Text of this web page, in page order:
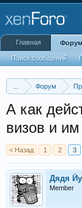
Форум
А как
визов и
< Назад 1 2 3
Дядя
Member
Главная Форум
Поиск сообщений